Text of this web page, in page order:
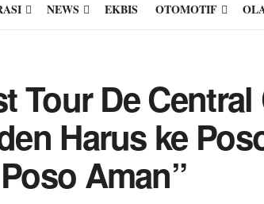
NEWS EKBIS OTOMOTIF
Tour De
Harus ke
Aman”